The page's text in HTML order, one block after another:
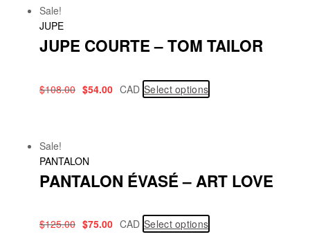
Sale!
JUPE
JUPE COURTE – TOM TAILOR
$108.00 $54.00 CAD Select options
Sale!
PANTALON
PANTALON ÉVASÉ – ART LOVE
$125.00 $75.00 CAD Select options